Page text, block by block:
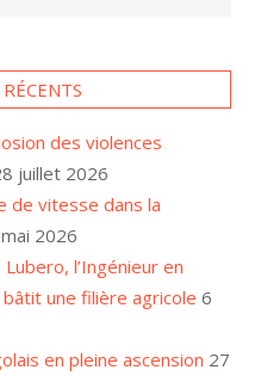
des violences
juillet 2026
de vitesse dans la
2026
l’Ingénieur en
une filière agricole 6
en pleine ascension 27